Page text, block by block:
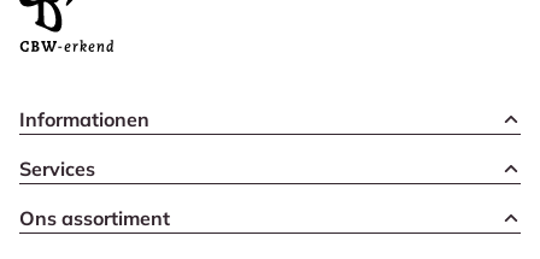
Informationen
Services
Ons assortiment